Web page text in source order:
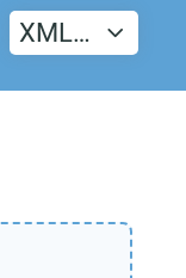
XML…